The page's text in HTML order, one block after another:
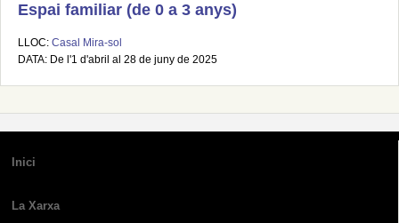
Espai familiar (de 0 a 3 anys)
LLOC: Casal Mira-sol
DATA: De l'1 d'abril al 28 de juny de 2025
Inici
La Xarxa